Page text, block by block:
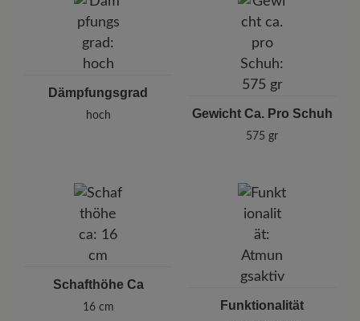
Dämpfungsgrad
hoch Gewicht Ca. Pro Schuh
575 gr
Schafthöhe Ca
16 cm Funktionalität